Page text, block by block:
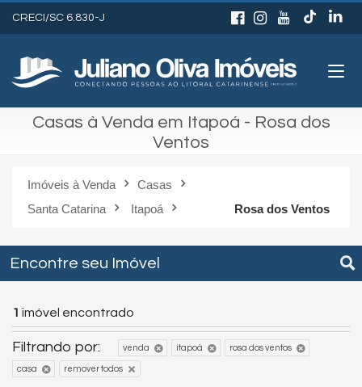
CRECI/SC 6.830-J
Casas à Venda em Itapoá - Rosa dos
Ventos
Imóveis à Venda
Casas
Santa Catarina
Itapoá Rosa dos Ventos
Encontre seu Imóvel
1 imóvel encontrado
Filtrando por: venda itapoá rosa dos ventos
casa remover todos